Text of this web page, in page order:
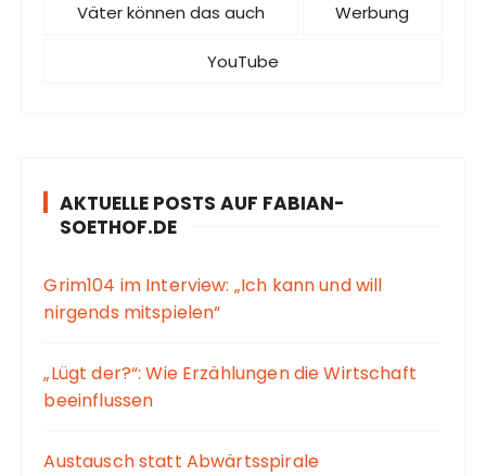
Väter können das auch Werbung
YouTube
AKTUELLE POSTS AUF FABIAN-
SOETHOF.DE
Grim104 im Interview: „Ich kann und will
nirgends mitspielen“
„Lügt der?“: Wie Erzählungen die Wirtschaft
beeinflussen
Austausch statt Abwärtsspirale